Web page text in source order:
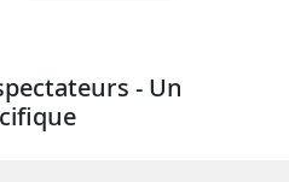
- Un